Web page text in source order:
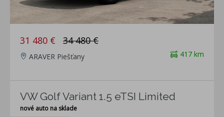
31 480 € 34 480 €
417 km
ARAVER Piešťany
VW Golf Variant 1.5 eTSI Limited
nové auto na sklade